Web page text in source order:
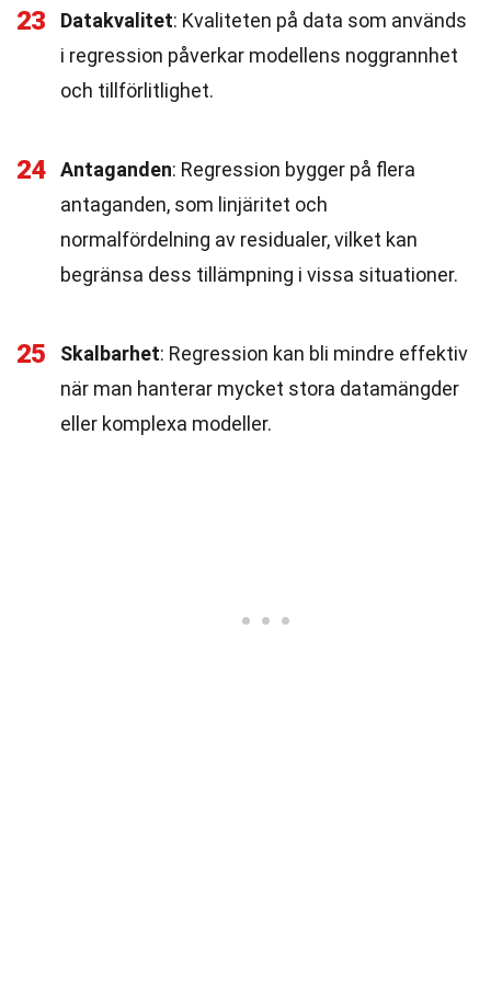
23 Datakvalitet: Kvaliteten på data som används
i regression påverkar modellens noggrannhet
och tillförlitlighet.
24 Antaganden: Regression bygger på flera
antaganden, som linjäritet och
normalfördelning av residualer, vilket kan
begränsa dess tillämpning i vissa situationer.
25 Skalbarhet: Regression kan bli mindre effektiv
när man hanterar mycket stora datamängder
eller komplexa modeller.